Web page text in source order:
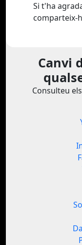
Si t'ha
comparteix-
Canvi
Consulteu